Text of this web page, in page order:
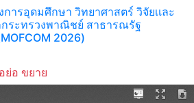
ารอุดมศึกษา วิทยาศาสตร์ วิจัยเเละ
ระทรวงพาณิชย์ สาธารณรัฐ
2026)
ย่อ ขยาย